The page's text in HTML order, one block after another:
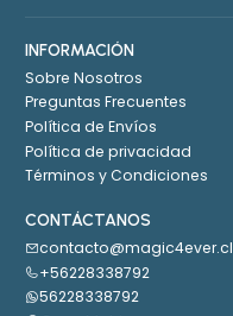
INFORMACIÓN
Sobre Nosotros
Preguntas Frecuentes
Política de Envíos
Política de privacidad
Términos y Condiciones
CONTÁCTANOS
contacto@magic4ever.cl
+56228338792
56228338792